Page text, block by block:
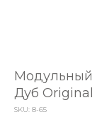
Модульный
Дуб
SKU: 8-65